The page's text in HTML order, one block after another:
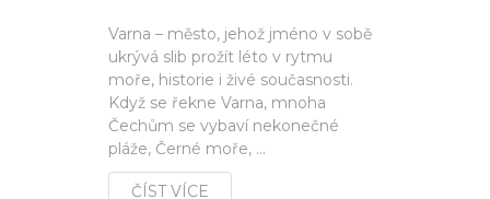
Varna – město, jehož jméno v sobě
ukrývá slib prožít léto v rytmu
moře, historie i živé současnosti.
Když se řekne Varna, mnoha
Čechům se vybaví nekonečné
pláže, Černé moře, ...
ČÍST VÍCE